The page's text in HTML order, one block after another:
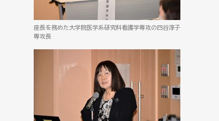
座長を務めた大学院医学系研究科看護学専攻の四谷淳子
専攻長